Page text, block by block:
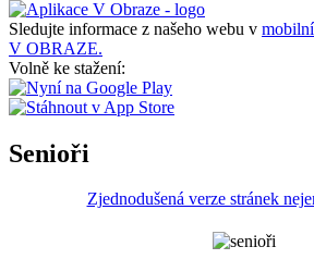
Sledujte informace z našeho webu v
V OBRAZE.
Volně ke stažení:
Senioři
Zjednodušená verze stránek